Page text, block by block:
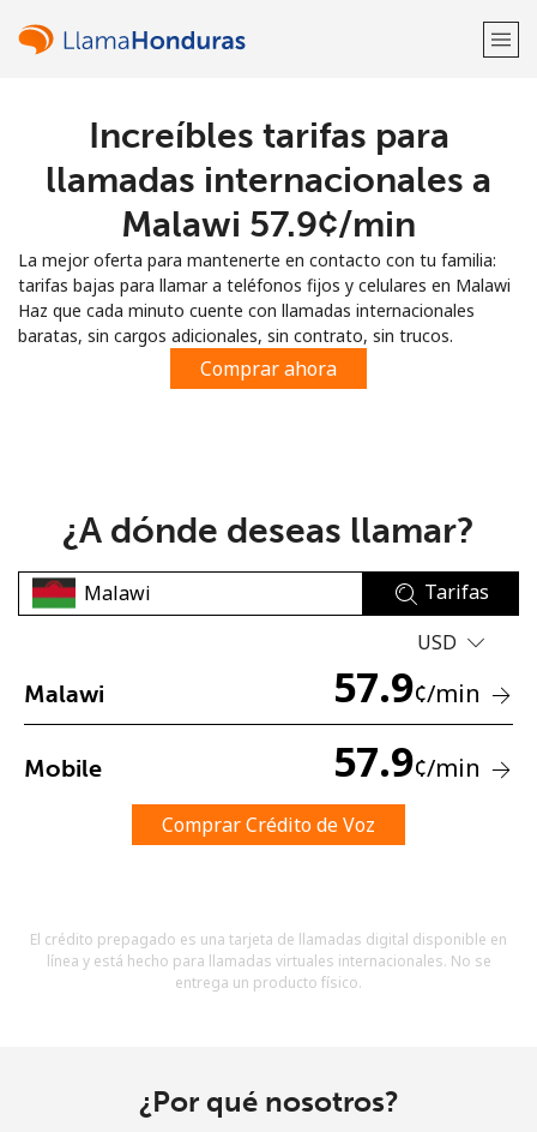
¡Bienvenido!
Regístrate con
No se ha creado una contraseña
Mínimo 8 caracteres
Un caracter especial
Al abrir una cuenta en este sitio web, estoy de acuerdo con
Términos y condiciones.
Increíbles tarifas para
llamadas internacionales a
Malawi ⁦57.9¢⁩/min
La mejor oferta para mantenerte en contacto con tu familia:
tarifas bajas para llamar a teléfonos fijos y celulares en Malawi
Haz que cada minuto cuente con llamadas internacionales
baratas, sin cargos adicionales, sin contrato, sin trucos.
Comprar ahora
¿A dónde deseas llamar?
Tarifas
USD
Malawi 57.9¢/min
Mobile 57.9¢/min
Comprar Crédito de Voz
El crédito prepagado es una tarjeta de llamadas digital disponible en
línea y está hecho para llamadas virtuales internacionales. No se
entrega un producto físico.
¿Por qué nosotros?